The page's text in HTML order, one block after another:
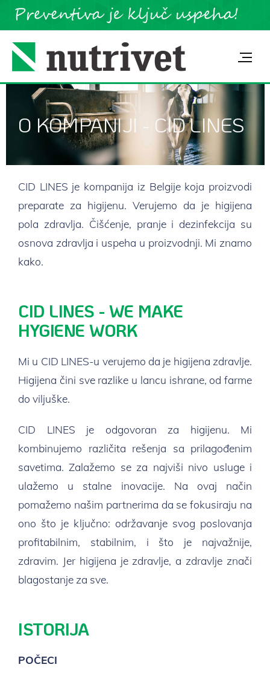
O KOMPANIJI - CID LINES
CID LINES je kompanija iz Belgije koja proizvodi
preparate za higijenu. Verujemo da je higijena
pola zdravlja. Čišćenje, pranje i dezinfekcija su
osnova zdravlja i uspeha u proizvodnji. Mi znamo
kako.
CID LINES - WE MAKE
HYGIENE WORK
Mi u CID LINES-u verujemo da je higijena zdravlje.
Higijena čini sve razlike u lancu ishrane, od farme
do viljuške.
CID LINES je odgovoran za higijenu. Mi
kombinujemo različita rešenja sa prilagođenim
savetima. Zalažemo se za najviši nivo usluge i
ulažemo u stalne inovacije. Na ovaj način
pomažemo našim partnerima da se fokusiraju na
ono što je ključno: održavanje svog poslovanja
profitabilnim, stabilnim, i što je najvažnije,
zdravim. Jer higijena je zdravlje, a zdravlje znači
blagostanje za sve.
ISTORIJA
POČECI